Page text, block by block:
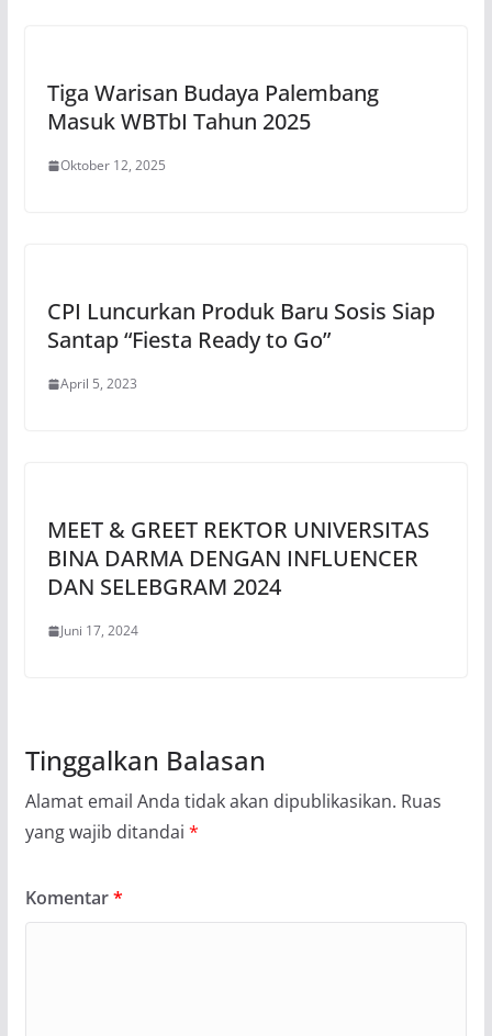
Tiga Warisan Budaya Palembang
Masuk WBTbI Tahun 2025
Oktober 12, 2025
CPI Luncurkan Produk Baru Sosis Siap
Santap “Fiesta Ready to Go”
April 5, 2023
MEET & GREET REKTOR UNIVERSITAS
BINA DARMA DENGAN INFLUENCER
DAN SELEBGRAM 2024
Juni 17, 2024
Tinggalkan Balasan
Alamat email Anda tidak akan dipublikasikan. Ruas
yang wajib ditandai *
Komentar*